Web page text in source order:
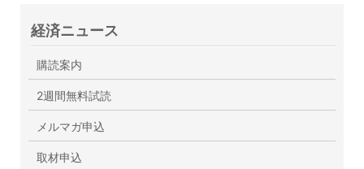
経済ニュース
購読案内
2週間無料試読
メルマガ申込
取材申込